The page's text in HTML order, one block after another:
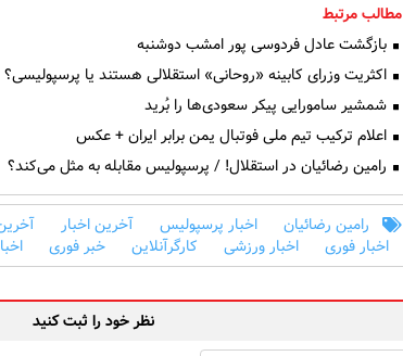
مطالب مرتبط
بازگشت عادل فردوسی پور امشب دوشنبه
اکثریت وزرای کابینه «روحانی» استقلالی هستند یا پرسپولیسی؟
شمشیر سامورایی پیکر سعودی‌ها را بُرید
اعلام ترکیب تیم ملی فوتبال یمن برابر ایران + عکس
رامین رضائیان در استقلال! / پرسپولیس مقابله به مثل می‌کند؟
رامین رضائیان اخبار پرسپولیس آخرین اخبار
اخبار فوری
اخبار ورزشی کارگرآنلاین خبر فوری
نظر خود را ثبت کنید